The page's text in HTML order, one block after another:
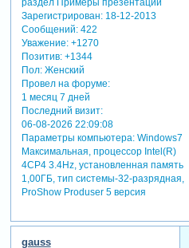
Зарегистрирован: 18-12-2013
Сообщений:422
Уважение: +1270
Позитив: +1344
Пол:Женский
Провел на форуме:
1 месяц 7 дней
Последний визит:
06-08-2026 22:09:08
Параметры компьютера:Windows7
Максимальная, процессор Intel(R)
4CP4 3.4Hz, установленная память
1,00ГБ, тип системы-32-разрядная,
ProShow Produser 5 версия
gauss